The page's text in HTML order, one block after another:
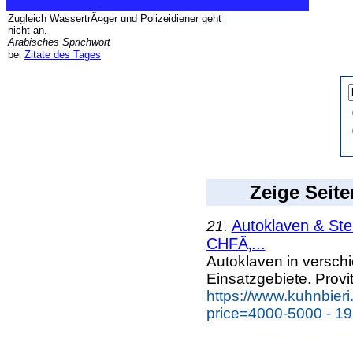
Zugleich WassertrÃ¤ger und Polizeidiener geht
nicht an.
Arabisches Sprichwort
bei Zitate des Tages
Zeige
21. Autoklaven &
CHFÃ‚...
Autoklaven in
Einsatzgebiete.
https://
price=4000-5000 -